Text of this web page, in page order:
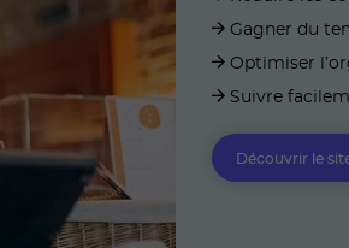
Gagner du
Optimiser
Suivre
Découvrir le